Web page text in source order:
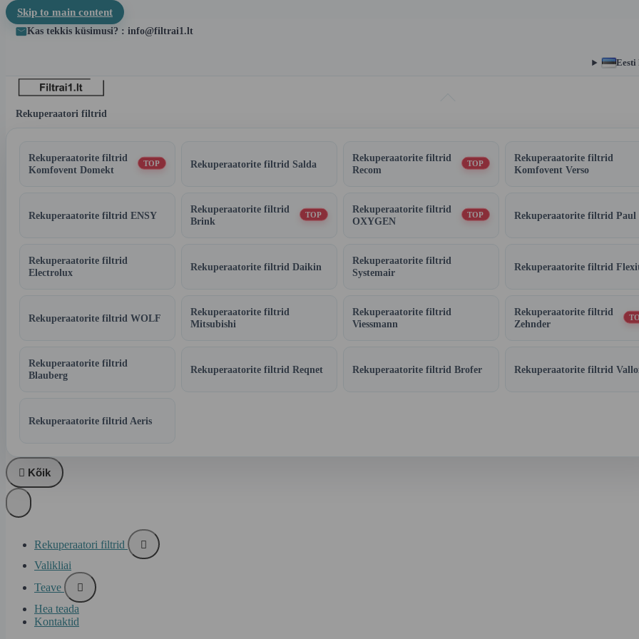
Skip to main content
Kas tekkis küsimusi? : info@filtrai1.lt
Eesti
Rekuperaatori filtrid
Rekuperaatorite filtrid
Komfovent Domekt
TOP Rekuperaatorite filtrid Salda
Rekuperaatorite filtrid
Recom
TOP
Rekuperaatorite filtrid
Komfovent Verso
Rekuperaatorite filtrid ENSY
Rekuperaatorite filtrid
Brink
TOP
Rekuperaatorite filtrid
OXYGEN
TOP Rekuperaatorite filtrid Paul
Rekuperaatorite filtrid
Electrolux
Rekuperaatorite filtrid Daikin
Rekuperaatorite filtrid
Systemair
Rekuperaatorite filtrid
Rekuperaatorite filtrid WOLF
Rekuperaatorite filtrid
Mitsubishi
Rekuperaatorite filtrid
Viessmann
Rekuperaatorite filtrid
Zehnder
Rekuperaatorite filtrid
Blauberg
Rekuperaatorite filtrid Reqnet Rekuperaatorite filtrid Brofer Rekuperaatorite filtrid
Rekuperaatorite filtrid Aeris
 Kõik
Rekuperaatori filtrid

Valikliai
Teave

Hea teada
Kontaktid